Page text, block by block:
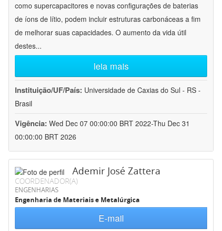
como supercapacitores e novas configurações de baterias
de íons de lítio, podem incluir estruturas carbonáceas a fim
de melhorar suas capacidades. O aumento da vida útil
destes...
leia mais
Instituição/UF/País: Universidade de Caxias do Sul - RS -
Brasil
Vigência: Wed Dec 07 00:00:00 BRT 2022-Thu Dec 31
00:00:00 BRT 2026
Ademir José Zattera
COORDENADOR(A)
ENGENHARIAS
Engenharia de Materiais e Metalúrgica
E-mail